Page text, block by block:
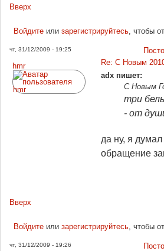
Вверх
Войдитеили зарегистрируйтесь, чтобы
чт, 31/12/2009 - 19:25
hmr
Re: С Новым
adx пишет:
С Новым
три
- от
да ну, я
обращение
Вверх
Войдитеили зарегистрируйтесь, чтобы
чт, 31/12/2009 - 19:26